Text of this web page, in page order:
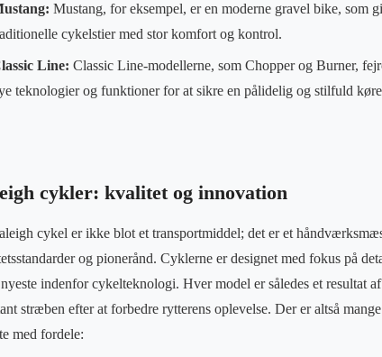
Mustang, for eksempel, er en moderne gravel bike, som
cykelstier med stor komfort og kontrol.
Line: Classic Line-modellerne, som Chopper og Burner,
teknologier og funktioner for at sikre en pålidelig og stilfuld
cykler: kvalitet og innovation
cykel er ikke blot et transportmiddel; det er et
og pionerånd. Cyklerne er designet med fokus på
indenfor cykelteknologi. Hver model er således et resultat
stræben efter at forbedre rytterens oplevelse. Der er altså
med fordele: